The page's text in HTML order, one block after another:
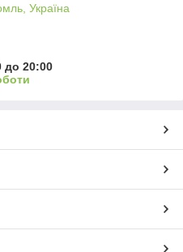
Україна
до 20:00